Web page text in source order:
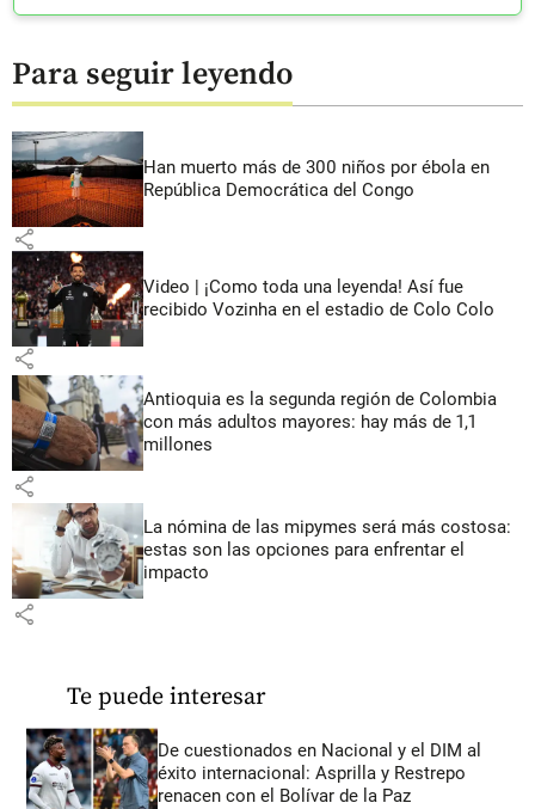
Para seguir leyendo
Han muerto más de 300 niños por ébola en
República Democrática del Congo
share
Video | ¡Como toda una leyenda! Así fue
recibido Vozinha en el estadio de Colo Colo
share
Antioquia es la segunda región de Colombia
con más adultos mayores: hay más de 1,1
millones
share
La nómina de las mipymes será más costosa:
estas son las opciones para enfrentar el
impacto
share
Te puede interesar
De cuestionados en Nacional y el DIM al
éxito internacional: Asprilla y Restrepo
renacen con el Bolívar de la Paz